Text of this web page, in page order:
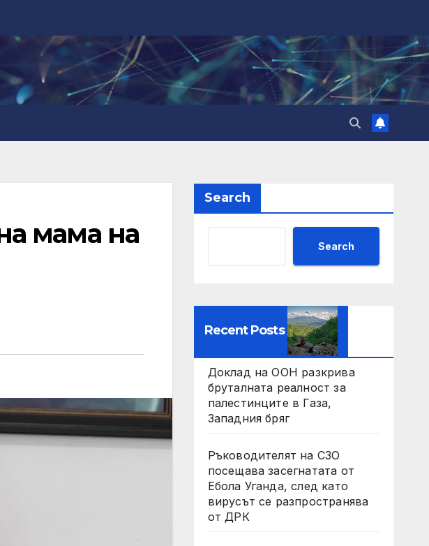
мама на
Search
Search
Recent Posts
Доклад на ООН разкрива
бруталната реалност за
палестинците в Газа,
Западния бряг
Ръководителят на СЗО
посещава засегнатата от
Ебола Уганда, след като
вирусът се разпространява
от ДРК